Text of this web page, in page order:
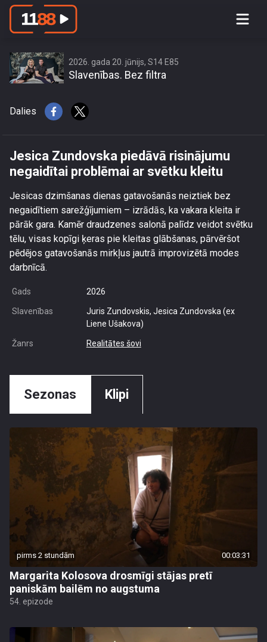
Jesica Zundovska piedāvā risinājumu
2026. gada 20. jūnijs, S14 E85
Slavenības. Bez filtra
Dalies
Jesica Zundovska piedāvā risinājumu
negaidītai problēmai ar svētku kleitu
Jesicas dzimšanas dienas gatavošanās neiztiek bez
negaidītiem sarežģījumiem – izrādās, ka vakara kleita ir
pārāk gara. Kamēr draudzenes salonā palīdz veidot svētku
tēlu, visas kopīgi ķeras pie kleitas glābšanas, pārvēršot
pēdējos gatavošanās mirkļus jautrā improvizētā modes
darbnīcā.
Gads 2026
Slavenības
Juris Zundovskis, Jesica Zundovska (ex
Liene Ušakova)
Žanrs Realitātes šovi
Sezonas Klipi
pirms 2 stundām 00:03:31
Margarita Kolosova drosmīgi stājas pretī
paniskām bailēm no augstuma
54. epizode